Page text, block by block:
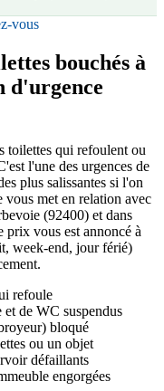
vous
bouchés à
d'urgence
toilettes qui refoulent ou
l'une des urgences de
plus salissantes si l'on
met en relation avec
(92400) et dans
prix vous est annoncé à
week-end, jour férié)
refoule
de WC suspendus
bloqué
ou un objet
défaillants
engorgées